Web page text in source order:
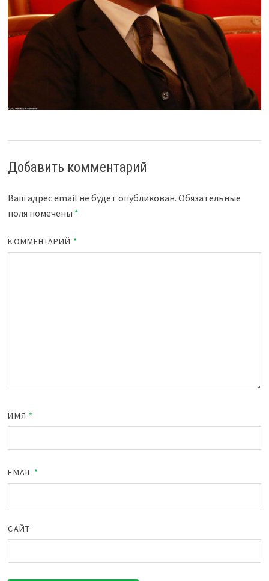
Добавить комментарий
Ваш адрес email не будет опубликован. Обязательные
поля помечены *
КОММЕНТАРИЙ *
ИМЯ *
EMAIL *
САЙТ